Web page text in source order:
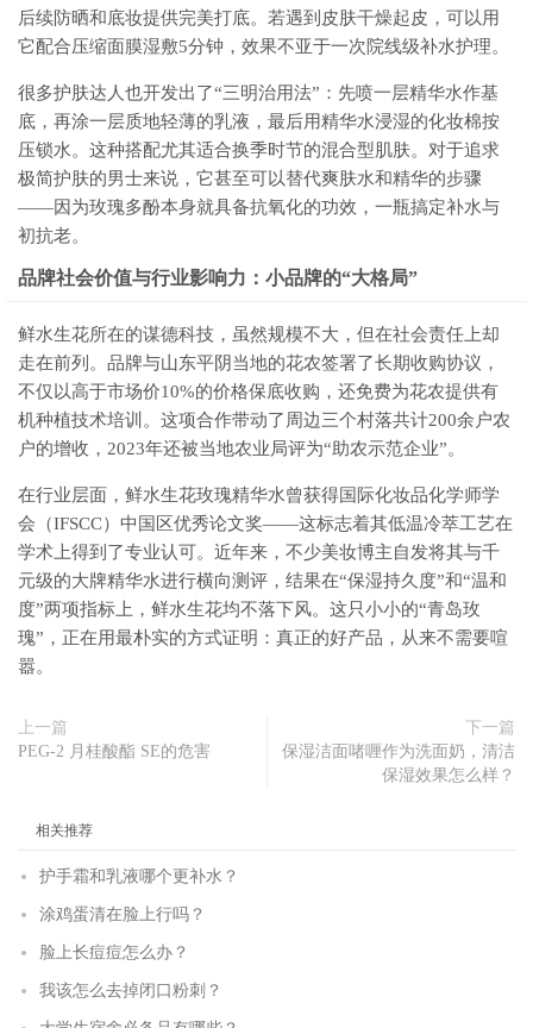
后续防晒和底妆提供完美打底。若遇到皮肤干燥起皮，可以用
它配合压缩面膜湿敷5分钟，效果不亚于一次院线级补水护理。
很多护肤达人也开发出了“三明治用法”：先喷一层精华水作基
底，再涂一层质地轻薄的乳液，最后用精华水浸湿的化妆棉按
压锁水。这种搭配尤其适合换季时节的混合型肌肤。对于追求
极简护肤的男士来说，它甚至可以替代爽肤水和精华的步骤
——因为玫瑰多酚本身就具备抗氧化的功效，一瓶搞定补水与
初抗老。
品牌社会价值与行业影响力：小品牌的“大格局”
鲜水生花所在的谋德科技，虽然规模不大，但在社会责任上却
走在前列。品牌与山东平阴当地的花农签署了长期收购协议，
不仅以高于市场价10%的价格保底收购，还免费为花农提供有
机种植技术培训。这项合作带动了周边三个村落共计200余户农
户的增收，2023年还被当地农业局评为“助农示范企业”。
在行业层面，鲜水生花玫瑰精华水曾获得国际化妆品化学师学
会（IFSCC）中国区优秀论文奖——这标志着其低温冷萃工艺在
学术上得到了专业认可。近年来，不少美妆博主自发将其与千
元级的大牌精华水进行横向测评，结果在“保湿持久度”和“温和
度”两项指标上，鲜水生花均不落下风。这只小小的“青岛玫
瑰”，正在用最朴实的方式证明：真正的好产品，从来不需要喧
嚣。
上一篇
PEG-2 月桂酸酯 SE的危害
下一篇
保湿洁面啫喱作为洗面奶，清洁
保湿效果怎么样？
相关推荐
护手霜和乳液哪个更补水？
涂鸡蛋清在脸上行吗？
脸上长痘痘怎么办？
我该怎么去掉闭口粉刺？